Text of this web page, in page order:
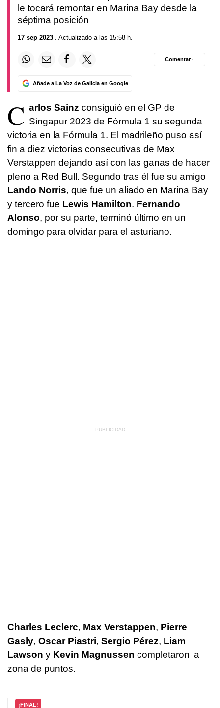
le tocará remontar en Marina Bay desde la
séptima posición
17 sep 2023 . Actualizado a las 15:58 h.
Añade a La Voz de Galicia en Google
Comentar ·
C arlos Sainz consiguió en el GP de
Singapur 2023 de Fórmula 1 su segunda
victoria en la Fórmula 1. El madrileño puso así
fin a diez victorias consecutivas de Max
Verstappen dejando así con las ganas de hacer
pleno a Red Bull. Segundo tras él fue su amigo
Lando Norris, que fue un aliado en Marina Bay
y tercero fue Lewis Hamilton. Fernando
Alonso, por su parte, terminó último en un
domingo para olvidar para el asturiano.
Charles Leclerc, Max Verstappen, Pierre
Gasly, Oscar Piastri, Sergio Pérez, Liam
Lawson y Kevin Magnussen completaron la
zona de puntos.
¡FINAL!